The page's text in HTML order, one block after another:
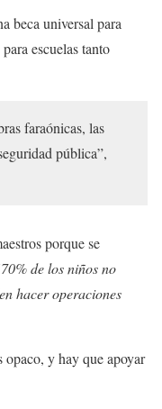
beca universal para
escuelas tanto
faraónicas, las
pública”,
porque se
de los niños no
hacer operaciones
opaco, y hay que apoyar